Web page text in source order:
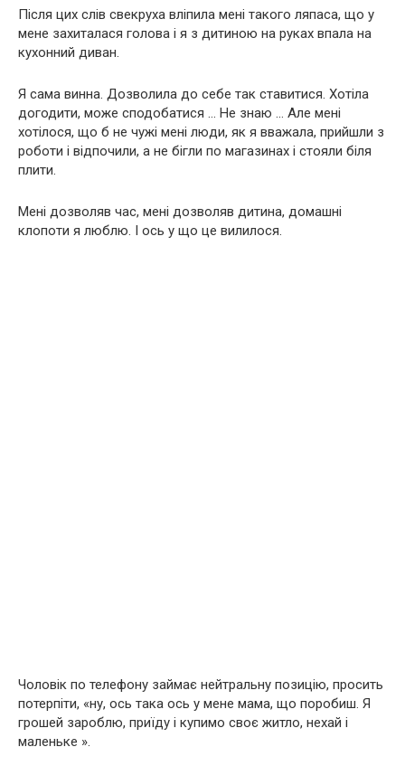
Після цих слів свекруха вліпила мені такого ляпаса, що у
мене захиталася голова і я з дитиною на руках впала на
кухонний диван.
Я сама винна. Дозволила до себе так ставитися. Хотіла
догодити, може сподобатися … Не знаю … Але мені
хотілося, що б не чужі мені люди, як я вважала, прийшли з
роботи і відпочили, а не бігли по магазинах і стояли біля
плити.
Мені дозволяв час, мені дозволяв дитина, домашні
клопоти я люблю. І ось у що це вилилося.
Чоловік по телефону займає нейтральну позицію, просить
потерпіти, «ну, ось така ось у мене мама, що поробиш. Я
грошей зароблю, приїду і купимо своє житло, нехай і
маленьке ».